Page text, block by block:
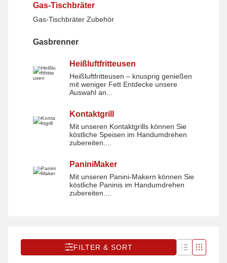
Gas-Tischbräter
Gas-Tischbräter Zubehör
Gasbrenner
Gasbrenner
Heißluftfritteusen
Heißluftfritteusen
Heißluftfritteusen – knusprig genießen
mit weniger Fett Entdecke unsere
Auswahl an...
Kontaktgrill
Mit unseren Kontaktgrills können Sie
köstliche Speisen im Handumdrehen
zubereiten....
PaniniMaker
PaniniMaker
Mit unseren Panini-Makern können Sie
köstliche Paninis im Handumdrehen
zubereiten....
FILTER & SORT